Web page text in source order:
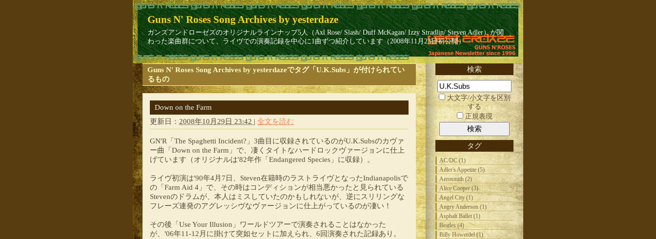
Guns N' Roses Song Archives by yesterdaze
ガンズアンドローゼズのオリジナルラインナップ5人（Axl Rose/ Slash/ Duff McKagan/ Izzy Stradlin/ Steven Adler）が関
わった楽曲群について、ライヴでの演奏記録を中心に1曲ずつ紹介しています（2008年11月23日初公開）
Guns N' Roses Song Archives by yesterdazeでタグ「U.K.Subs」が付けられてい
るもの
Down on the Farm
更新日： 2008年10月29日 23:42 | 全文を読む
GN'R「The Spaghetti Incident?」3曲目に収録されているのがU.K.Subsのカヴァ
ー曲「Down on the Farm」で、凄くタイトなハードロックヴァージョンに仕上
げています（オリジナルは'82年作「Endangered Species」に収録）。
ライヴ初演は'90年4月7日、Steven在籍時のラストライヴとなったIndianapolisで
の「Farm Aid 4」で、その時はコンディションが相当悪かったと見られている
Stevenのドラムが、本人はミスしていたのかもしれないが、逆にスリリングな
フレーズ連発のアグレッシヴなヴァージョンに仕上がっているのが凄い！
その後「Use Your Illusion」ワールドツアーで演奏されることはなかった
が、'06年11-12月に掛けて突如セットに加えられ、6回演奏された記録あり。
検索
大文字/小文字を区別
する
正規表現
タグ
AC/DC (1)
Adler's Appetite (5)
Aerosmith (2)
Alice Cooper (3)
Angel City (1)
Angry Anderson (1)
Asphalt Ballet (1)
Beatles (4)
Billy Howerdel (1)